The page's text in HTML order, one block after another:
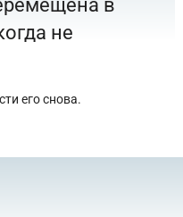
в
не
его снова.